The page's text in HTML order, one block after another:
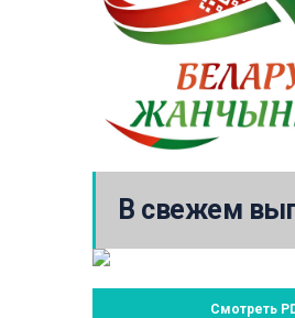
В свежем
Смотреть